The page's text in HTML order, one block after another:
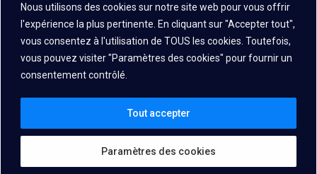
Nous utilisons des cookies sur notre site web pour vous offrir
l'expérience la plus pertinente. En cliquant sur "Accepter tout",
vous consentez à l'utilisation de TOUS les cookies. Toutefois,
vous pouvez visiter "Paramètres des cookies" pour fournir un
consentement contrôlé.
Paramètres des cookies
Tout accepter
Evaluation
Contact
Copyright © 2026 – Vivoka All Rights Reserved